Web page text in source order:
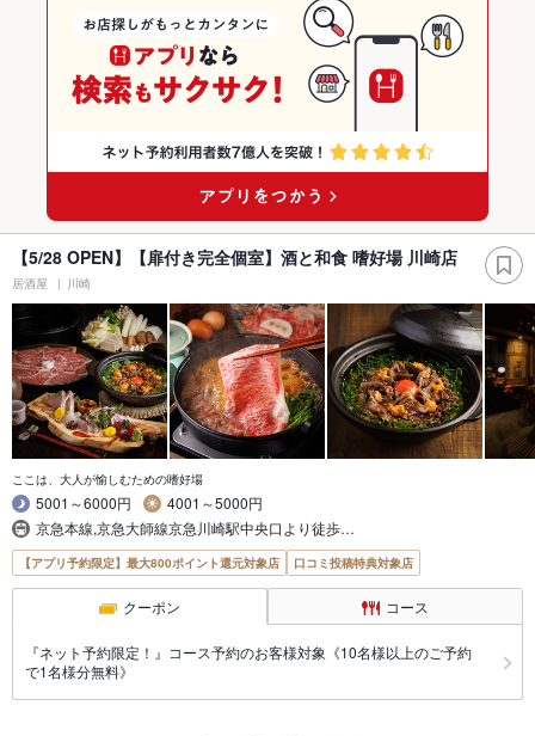
【5/28 OPEN】【扉付き完全個室】酒と和食 嗜好場 川崎店
居酒屋 川崎
ここは、大人が愉しむための嗜好場
5001～6000円
4001～5000円
京急本線,京急大師線京急川崎駅中央口より徒歩…
【アプリ予約限定】最大800ポイント還元対象店 口コミ投稿特典対象店
クーポン コース
『ネット予約限定！』コース予約のお客様対象《10名様以上のご予約
で1名様分無料》